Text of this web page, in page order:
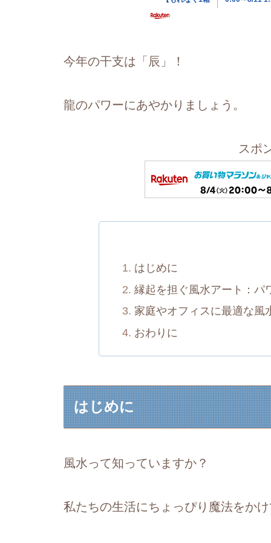
今年の干支は「辰」！
龍のパワーにあやかりましょう。
スポ
はじめに
縁起を担ぐ風水アート：パ
家庭やオフィスに最適な風
おわりに
はじめに
風水って知っていますか？
私たちの生活にちょっぴり魔法をか